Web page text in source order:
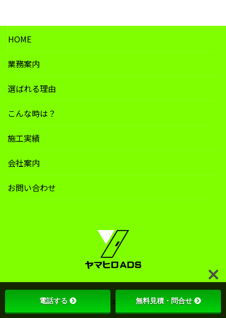
HOME
業務案内
選ばれる理由
こんな時は？
施工実績
会社案内
お問い合わせ
Copyright © 2024 ヤマヒロADS All Rights Reserved.
電話する 無料見積・問合せ